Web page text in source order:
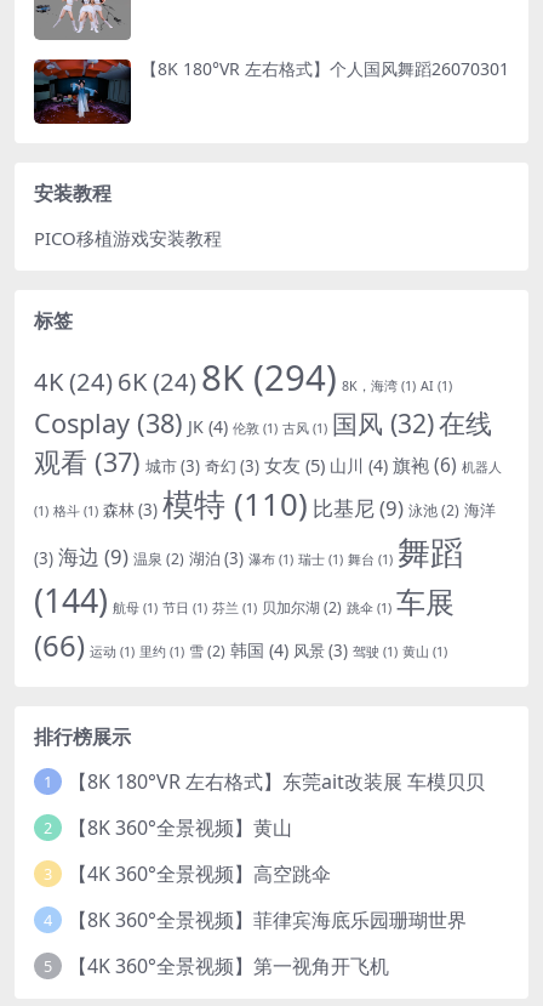
【8K 180°VR 左右格式】个人国风舞蹈26070301
安装教程
PICO移植游戏安装教程
标签
4K(24)6K(24)8K (294) 8K，海湾 (1) AI (1)
Cosplay (38) JK (4) 伦敦 (1) 古风 (1) 国风 (32)在线
观看 (37) 城市(3) 奇幻 (3) 女友 (5) 山川 (4) 旗袍(6) 机器人
(1) 格斗 (1) 森林(3) 模特 (110) 比基尼(9) 泳池(2) 海洋
(3) 海边 (9) 温泉 (2) 湖泊 (3) 瀑布 (1) 瑞士 (1) 舞台 (1) 舞蹈
(144) 航母 (1) 节日 (1) 芬兰 (1) 贝加尔湖 (2) 跳伞 (1) 车展
(66) 运动 (1) 里约 (1) 雪(2) 韩国 (4) 风景(3) 驾驶 (1) 黄山 (1)
排行榜展示
1 【8K 180°VR 左右格式】东莞ait改装展 车模贝贝
2 【8K 360°全景视频】黄山
3 【4K 360°全景视频】高空跳伞
4 【8K 360°全景视频】菲律宾海底乐园珊瑚世界
5 【4K 360°全景视频】第一视角开飞机